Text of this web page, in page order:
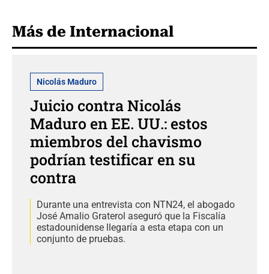
Más de Internacional
Nicolás Maduro
Juicio contra Nicolás
Maduro en EE. UU.: estos
miembros del chavismo
podrían testificar en su
contra
Durante una entrevista con NTN24, el abogado
José Amalio Graterol aseguró que la Fiscalía
estadounidense llegaría a esta etapa con un
conjunto de pruebas.